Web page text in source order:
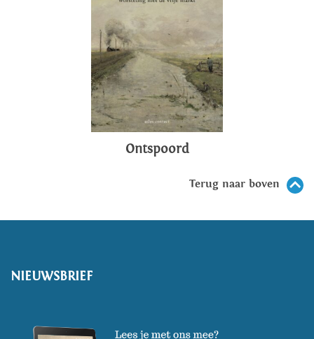
Ontspoord
Terug naar boven
NIEUWSBRIEF